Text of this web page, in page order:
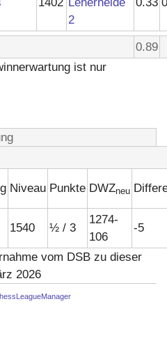
2
0.89
ist nur
Niveau Punkte DWZneu
1540 ½ / 3
1274-
106
-5
vom DSB zu dieser
2026